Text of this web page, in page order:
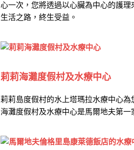
心一次，您將透過以心臟為中心的護
生活之路，終生受益。
莉莉海灘度假村及水療中心
莉莉島度假村的水上塔瑪拉水療中心
海灘度假村及水療中心是馬爾地夫第一